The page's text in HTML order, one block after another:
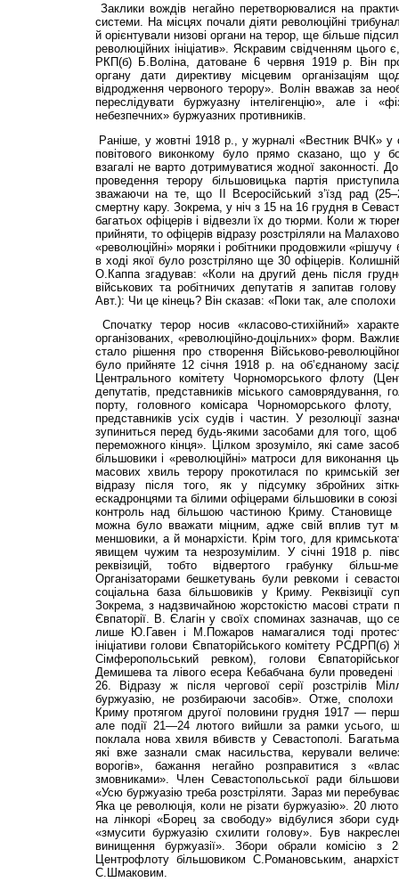
Заклики вождів негайно перетворювалися на
системи. На місцях почали діяти революційні
й орієнтували низові органи на терор, ще більше
революційних ініціатив». Яскравим свідченням
РКП(б) Б.Воліна, датоване 6 червня 1919 р. Він
органу дати директиву місцевим організаціям
відродження червоного терору». Волін вважав за
переслідувати буржуазну інтелігенцію», але і
небезпечних» буржуазних противників.
Раніше, у жовтні 1918 р., у журналі «Вестник ВЧК» у
повітового виконкому було прямо сказано, що у
взагалі не варто дотримуватися жодної законності.
проведення терору більшовицька партія
зважаючи на те, що II Всеросійський з’їзд рад
смертну кару. Зокрема, у ніч з 15 на 16 грудня в
багатьох офіцерів і відвезли їх до тюрми. Коли ж
прийняти, то офіцерів відразу розстріляли на
«революційні» моряки і робітники продовжили
в ході якої було розстріляно ще 30 офіцерів.
О.Каппа згадував: «Коли на другий день після
військових та робітничих депутатів я запитав
Авт.): Чи це кінець? Він сказав: «Поки так, але
Спочатку терор носив «класово-стихійний»
організованих, «революційно-доцільних» форм.
стало рішення про створення Військово-
було прийняте 12 січня 1918 р. на об’єднаному
Центрального комітету Чорноморського флоту
депутатів, представників міського самоврядування,
порту, головного комісара Чорноморського флоту,
представників усіх судів і частин. У резолюції
зупиниться перед будь-якими засобами для того,
переможного кінця». Цілком зрозуміло, які саме
більшовики і «революційні» матроси для виконання
масових хвиль терору прокотилася по кримській
відразу після того, як у підсумку збройних
ескадронцями та білими офіцерами більшовики в
контроль над більшою частиною Криму. Становище
можна було вважати міцним, адже свій вплив тут
меншовики, а й монархісти. Крім того, для
явищем чужим та незрозумілим. У січні 1918 р.
реквізицій, тобто відвертого грабунку більш-
Організаторами бешкетувань були ревкоми і
соціальна база більшовиків у Криму. Реквізиції
Зокрема, з надзвичайною жорстокістю масові страти
Євпаторії. В. Єлагін у своїх споминах зазначав, що
лише Ю.Гавен і М.Пожаров намагалися тоді
ініціативи голови Євпаторійського комітету
Сімферопольський ревком), голови
Демишева та лівого есера Кебабчана були проведені
26. Відразу ж після чергової серії розстрілів
буржуазію, не розбираючи засобів». Отже,
Криму протягом другої половини грудня 1917 —
але події 21—24 лютого вийшли за рамки усього,
поклала нова хвиля вбивств у Севастополі.
які вже зазнали смак насильства, керували
ворогів», бажання негайно розправитися з
змовниками». Член Севастопольської ради
«Усю буржуазію треба розстріляти. Зараз ми
Яка це революція, коли не різати буржуазію». 20
на лінкорі «Борец за свободу» відбулися збори
«змусити буржуазію схилити голову». Був
винищення буржуазії». Збори обрали комісію
Центрофлоту більшовиком С.Ро­мано­вським,
С.Шмаковим.